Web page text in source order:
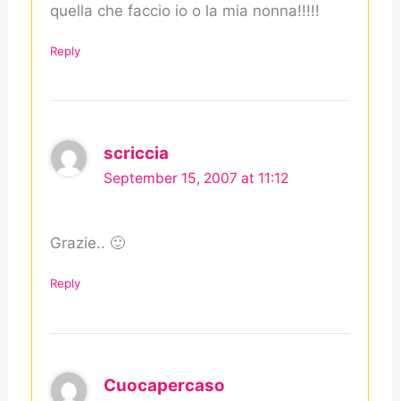
quella che faccio io o la mia nonna!!!!!
Reply
scriccia
September 15, 2007 at 11:12
Grazie.. 🙂
Reply
Cuocapercaso